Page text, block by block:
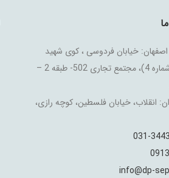
خیابان فردوسی ، کوی شهید
علیخانی (شماره 4)، مجتمع تجاری 502- طبقه 2 –
انقلاب، خیابان فلسطین، کوچه رازی،
031-
info@dp-